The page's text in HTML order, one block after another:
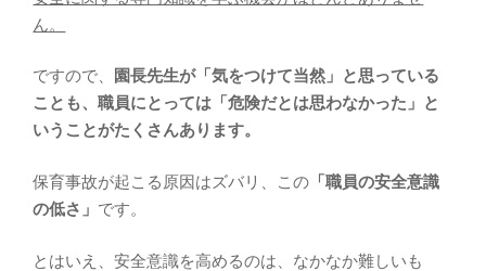
ん。
ですので、 園長先生が「気をつけて当然」と思っている
ことも、職員にとっては「危険だとは思わなかった」と
いうことがたくさんあります。
保育事故が起こる原因はズバリ、この 「職員の安全意識
の低さ」 です。
とはいえ、安全意識を高めるのは、なかなか難しいも